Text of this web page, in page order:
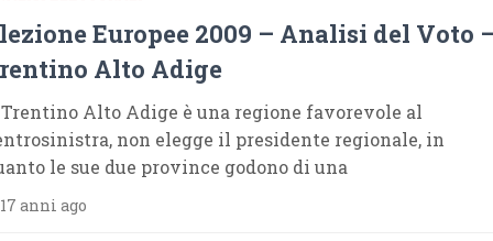
Europee 2009 – Analisi del Voto
Alto Adige
Alto Adige è una regione favorevole al
non elegge il presidente regionale, in
le sue due province godono di una
anni ago